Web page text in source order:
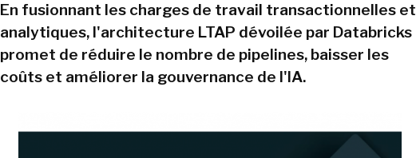
En fusionnant les charges de travail transactionnelles et
analytiques, l'architecture LTAP dévoilée par Databricks
promet de réduire le nombre de pipelines, baisser les
coûts et améliorer la gouvernance de l'IA.